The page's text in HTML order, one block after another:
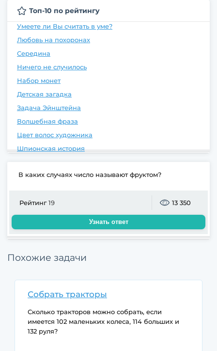
Топ-10 по рейтингу
Умеете ли Вы считать в уме?
Любовь на похоронах
Середина
Ничего не случилось
Набор монет
Детская загадка
Задача Эйнштейна
Волшебная фраза
Цвет волос художника
Шпионская история
В каких случаях число называют фруктом?
Рейтинг19 13 350
Узнать ответ
Похожие задачи
Собрать тракторы
Сколько тракторов можно собрать, если
имеется 102 маленьких колеса, 114 больших и
132 руля?